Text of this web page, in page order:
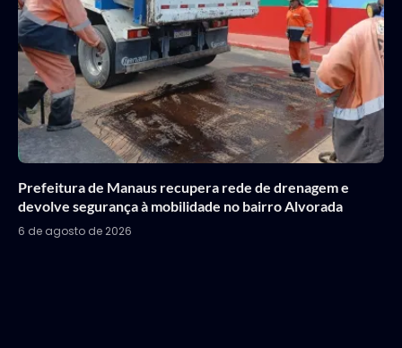
Prefeitura de Manaus recupera rede de drenagem e
devolve segurança à mobilidade no bairro Alvorada
6 de agosto de 2026